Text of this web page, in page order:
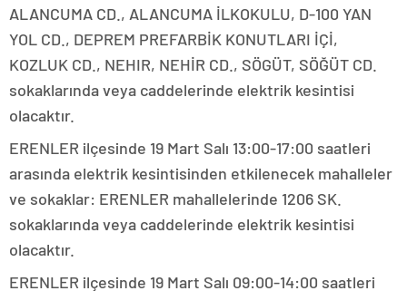
ALANCUMA CD., ALANCUMA İLKOKULU, D-100 YAN
YOL CD., DEPREM PREFARBİK KONUTLARI İÇİ,
KOZLUK CD., NEHIR, NEHİR CD., SÖGÜT, SÖĞÜT CD.
sokaklarında veya caddelerinde elektrik kesintisi
olacaktır.
ERENLER ilçesinde 19 Mart Salı 13:00-17:00 saatleri
arasında elektrik kesintisinden etkilenecek mahalleler
ve sokaklar: ERENLER mahallelerinde 1206 SK.
sokaklarında veya caddelerinde elektrik kesintisi
olacaktır.
ERENLER ilçesinde 19 Mart Salı 09:00-14:00 saatleri